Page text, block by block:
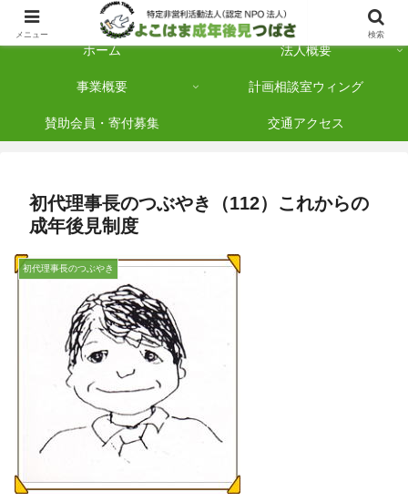
横浜市保土ケ谷区を拠点に「法人後見」を多数手がけている認定NPO法人です
ホーム 法人概要
事業概要 計画相談室ウィング
賛助会員・寄付募集 交通アクセス
初代理事長のつぶやき（112）これからの
成年後見制度
初代理事長のつぶやき
メニュー 検索